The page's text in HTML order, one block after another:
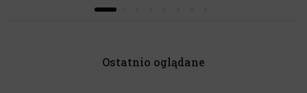
Ostatnio oglądane